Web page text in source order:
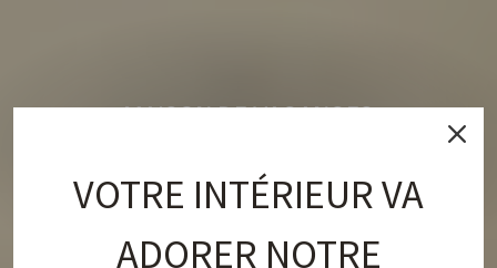
MAISON DE VACANCES
DISCOVER
VOTRE INTÉRIEUR VA
ADORER NOTRE